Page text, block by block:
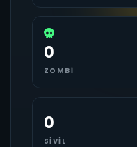
0
ZOMBI
0
SIVIL